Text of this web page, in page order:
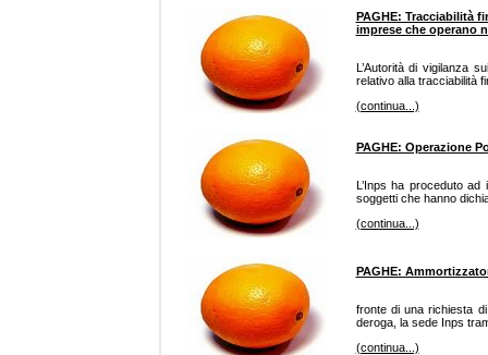
PAGHE: Tracciabilità
imprese che operano
L’Autorità di vigilanza
relativo alla tracciabilità
(continua...)
PAGHE: Operazione
L’Inps ha proceduto
soggetti che hanno
(continua...)
PAGHE:
fronte di una richiesta
deroga, la sede Inps
(continua...)